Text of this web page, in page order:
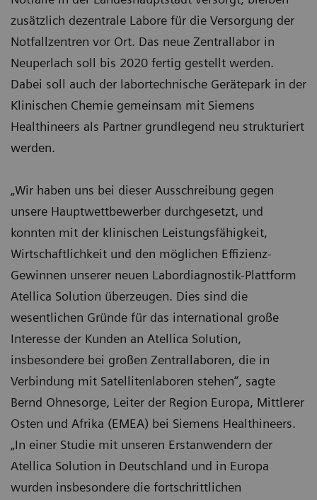
zusätzlich dezentrale Labore für die Versorgung der
Notfallzentren vor Ort. Das neue Zentrallabor in
Neuperlach soll bis 2020 fertig gestellt werden.
Dabei soll auch der labortechnische Gerätepark in der
Klinischen Chemie gemeinsam mit Siemens
Healthineers als Partner grundlegend neu strukturiert
werden.
„Wir haben uns bei dieser Ausschreibung gegen
unsere Hauptwettbewerber durchgesetzt, und
konnten mit der klinischen Leistungsfähigkeit,
Wirtschaftlichkeit und den möglichen Effizienz-
Gewinnen unserer neuen Labordiagnostik-Plattform
Atellica Solution überzeugen. Dies sind die
wesentlichen Gründe für das international große
Interesse der Kunden an Atellica Solution,
insbesondere bei großen Zentrallaboren, die in
Verbindung mit Satellitenlaboren stehen“, sagte
Bernd Ohnesorge, Leiter der Region Europa, Mittlerer
Osten und Afrika (EMEA) bei Siemens Healthineers.
„In einer Studie mit unseren Erstanwendern der
Atellica Solution in Deutschland und in Europa
wurden insbesondere die fortschrittlichen